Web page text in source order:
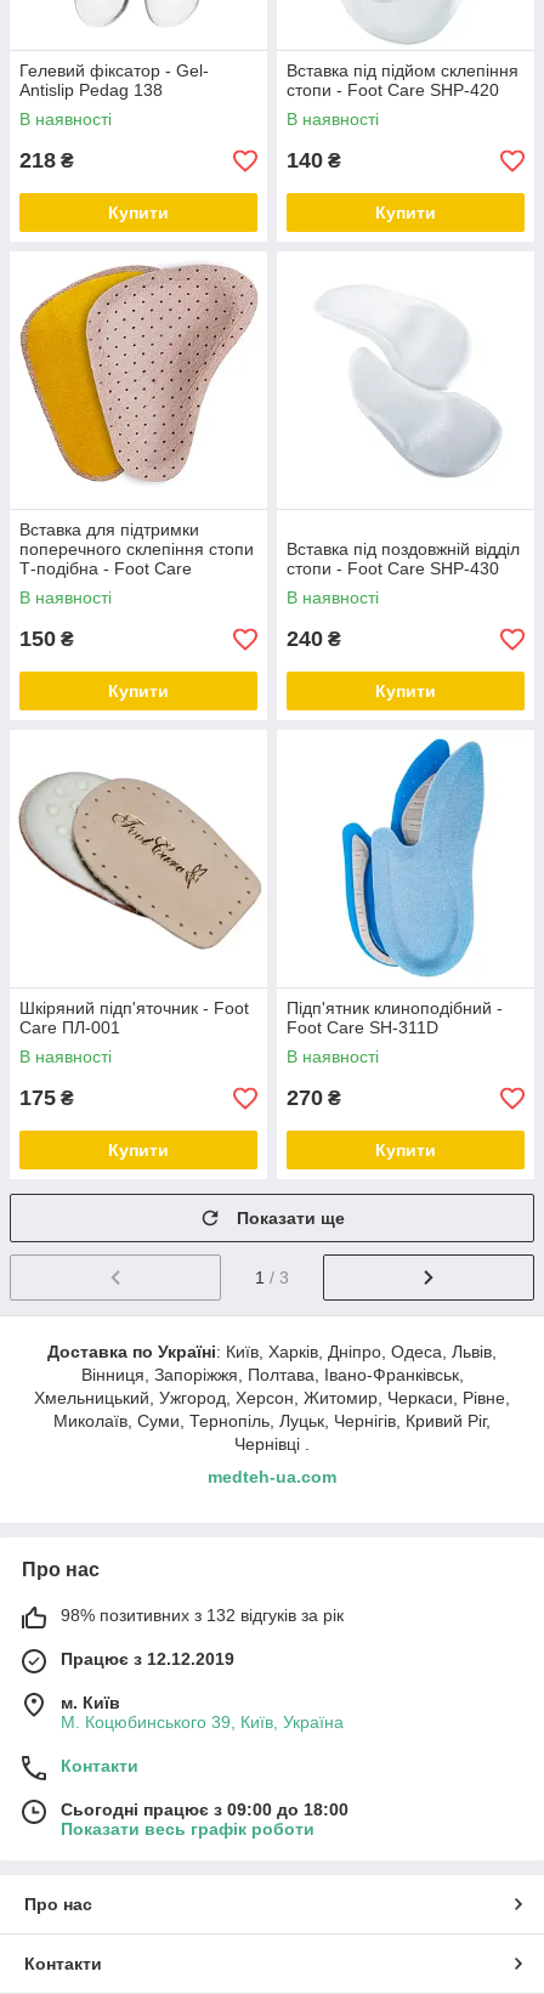
Гелевий фіксатор - Gel-
Antislip Pedag 138
В наявності
218 ₴
Купити
Вставка під підйом склепіння
стопи - Foot Care SHP-420
В наявності
140 ₴
Купити
Вставка для підтримки
поперечного склепіння стопи
Т-подібна - Foot Care
ВПВ-001
В наявності
150 ₴
Купити
Вставка під поздовжній відділ
стопи - Foot Care SHP-430
В наявності
240 ₴
Купити
Шкіряний підп'яточник - Foot
Care ПЛ-001
В наявності
175 ₴
Купити
Підп'ятник клиноподібний -
Foot Care SH-311D
В наявності
270 ₴
Купити
Показати ще
1 / 3
Доставка по Україні: Київ, Харків, Дніпро, Одеса, Львів,
Вінниця, Запоріжжя, Полтава, Івано-Франківськ,
Хмельницький, Ужгород, Херсон, Житомир, Черкаси, Рівне,
Миколаїв, Суми, Тернопіль, Луцьк, Чернігів, Кривий Ріг,
Чернівці .
medteh-ua.com
Про нас
98% позитивних з 132 відгуків за рік
Працює з 12.12.2019
м. Київ
М. Коцюбинського 39, Київ, Україна
Контакти
Сьогодні працює з 09:00 до 18:00
Показати весь графік роботи
Про нас
Контакти